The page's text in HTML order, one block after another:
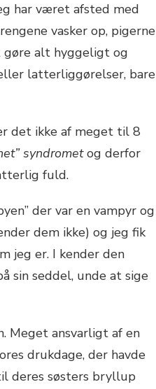
har været afsted med
vasker op, pigerne
alt hyggeligt og
latterliggørelser, bare
det ikke af meget til 8
syndrometog derfor
fuld.
der var en vampyr og
dem ikke) og jeg fik
jeg er. I kender den
sin seddel, unde at sige
Meget ansvarligt af en
drukdage, der havde
deres søsters bryllup